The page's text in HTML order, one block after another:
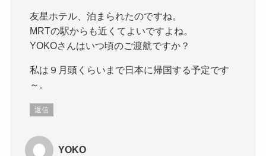
友星ホテル、泊まられたのですね。
MRTの駅からも近くてよいですよね。
YOKOさんはいつ頃のご渡航ですか？
私は９月頭くらいまで日本に帰国する予定です
～。
返信
YOKO